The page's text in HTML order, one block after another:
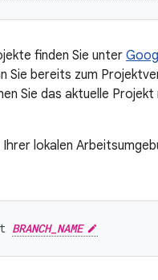
finden Sie unter
Sie bereits zum
Sie das aktuelle Projekt
lokalen
BRANCH_NAME